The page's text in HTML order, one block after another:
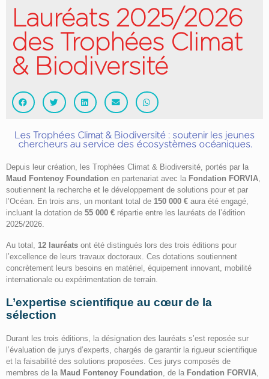
Lauréats 2025/2026
des Trophées Climat
& Biodiversité
Les Trophées Climat & Biodiversité : soutenir les jeunes
chercheurs au service des écosystèmes océaniques.
Depuis leur création, les Trophées Climat & Biodiversité, portés par la
Maud Fontenoy Foundation en partenariat avec la Fondation FORVIA,
soutiennent la recherche et le développement de solutions pour et par
l’Océan. En trois ans, un montant total de 150 000 € aura été engagé,
incluant la dotation de 55 000 € répartie entre les lauréats de l’édition
2025/2026.
Au total, 12 lauréats ont été distingués lors des trois éditions pour
l’excellence de leurs travaux doctoraux. Ces dotations soutiennent
concrètement leurs besoins en matériel, équipement innovant, mobilité
internationale ou expérimentation de terrain.
L’expertise scientifique au cœur de la
sélection
Durant les trois éditions, la désignation des lauréats s’est reposée sur
l’évaluation de jurys d’experts, chargés de garantir la rigueur scientifique
et la faisabilité des solutions proposées. Ces jurys composés de
membres de la Maud Fontenoy Foundation, de la Fondation FORVIA,